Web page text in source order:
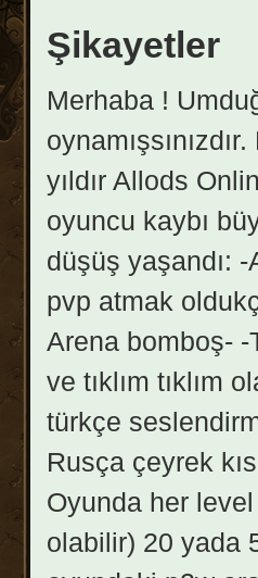
Şikayetler
Merhaba !
yıldır Allods
oyuncu kaybı
düşüş yaşandı:
pvp atmak
Arena bomboş- -
ve tıklım tıklım
türkçe
Rusça çeyrek
Oyunda her
olabilir) 20 yada